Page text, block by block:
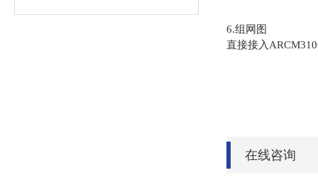
6.组网 图
直接接入
在线咨询